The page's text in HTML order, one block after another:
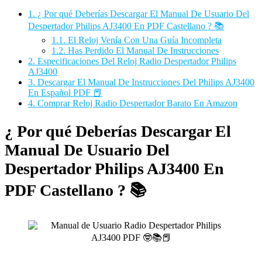
1. ¿ Por qué Deberías Descargar El Manual De Usuario Del
Despertador Philips AJ3400 En PDF Castellano ? 📚
1.1. El Reloj Venía Con Una Guía Incompleta
1.2. Has Perdido El Manual De Instrucciones
2. Especificaciones Del Reloj Radio Despertador Philips
AJ3400
3. Descargar El Manual De Instrucciones Del Philips AJ3400
En Español PDF 📕
4. Comprar Reloj Radio Despertador Barato En Amazon
¿ Por qué Deberías Descargar El
Manual De Usuario Del
Despertador Philips AJ3400 En
PDF Castellano ? 📚